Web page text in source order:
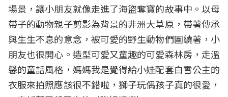
場景，讓小朋友就像走進了海盜奪寶的故事中。以母
帶子的動物親子剪影為背景的非洲大草原，帶著傳承
與生生不息的意念，被可愛的野生動物們圍繞著，小
朋友也很開心。造型可愛又童趣的可愛森林房，走溫
馨的童話風格，媽媽我是覺得給小娃配套白雪公主的
衣服來拍照應該很不錯啦，獅子玩偶孩子真的很愛，